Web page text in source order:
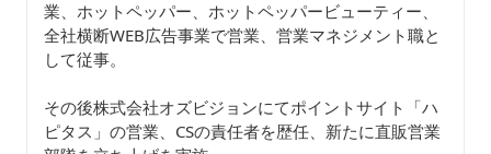
業、ホットペッパー、ホットペッパービューティー、
全社横断WEB広告事業で営業、営業マネジメント職と
して従事。
その後株式会社オズビジョンにてポイントサイト「ハ
ピタス」の営業、CSの責任者を歴任、新たに直販営業